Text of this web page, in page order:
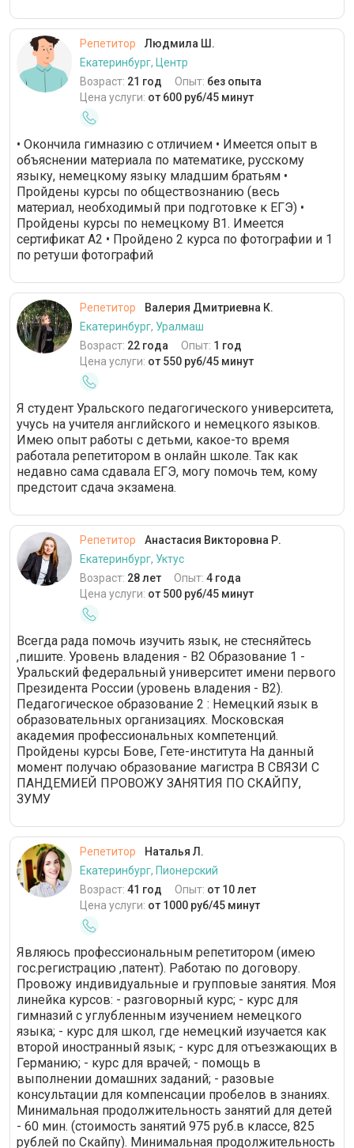
Репетитор
Людмила Ш.
Екатеринбург, Центр
Возраст: 21 год Опыт: без опыта
Цена услуги: от 600 руб/45 минут
• Окончила гимназию с отличием • Имеется опыт в
объяснении материала по математике, русскому
языку, немецкому языку младшим братьям •
Пройдены курсы по обществознанию (весь
материал, необходимый при подготовке к ЕГЭ) •
Пройдены курсы по немецкому В1. Имеется
сертификат А2 • Пройдено 2 курса по фотографии и 1
по ретуши фотографий
Репетитор
Валерия Дмитриевна К.
Екатеринбург, Уралмаш
Возраст: 22 года Опыт: 1 год
Цена услуги: от 550 руб/45 минут
Я студент Уральского педагогического университета,
учусь на учителя английского и немецкого языков.
Имею опыт работы с детьми, какое-то время
работала репетитором в онлайн школе. Так как
недавно сама сдавала ЕГЭ, могу помочь тем, кому
предстоит сдача экзамена.
Репетитор
Анастасия Викторовна Р.
Екатеринбург, Уктус
Возраст: 28 лет Опыт: 4 года
Цена услуги: от 500 руб/45 минут
Всегда рада помочь изучить язык, не стесняйтесь
,пишите. Уровень владения - В2 Образование 1 -
Уральский федеральный университет имени первого
Президента России (уровень владения - В2).
Педагогическое образование 2 : Немецкий язык в
образовательных организациях. Московская
академия профессиональных компетенций.
Пройдены курсы Бове, Гете-института На данный
момент получаю образование магистра В СВЯЗИ С
ПАНДЕМИЕЙ ПРОВОЖУ ЗАНЯТИЯ ПО СКАЙПУ,
ЗУМУ
Репетитор
Наталья Л.
Екатеринбург, Пионерский
Возраст: 41 год Опыт: от 10 лет
Цена услуги: от 1000 руб/45 минут
Являюсь профессиональным репетитором (имею
гос.регистрацию ,патент). Работаю по договору.
Провожу индивидуальные и групповые занятия. Моя
линейка курсов: - разговорный курс; - курс для
гимназий с углубленным изучением немецкого
языка; - курс для школ, где немецкий изучается как
второй иностранный язык; - курс для отъезжающих в
Германию; - курс для врачей; - помощь в
выполнении домашних заданий; - разовые
консультации для компенсации пробелов в знаниях.
Минимальная продолжительность занятий для детей
- 60 мин. (стоимость занятий 975 руб.в классе, 825
рублей по Скайпу). Минимальная продолжительность